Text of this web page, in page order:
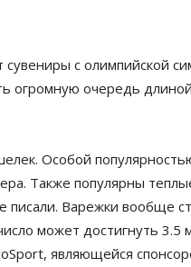
сувениры с олимпийской
огромную очередь
Особой
Также популярны
писали. Варежки вообще
может достигнуть 3.5
являющейся